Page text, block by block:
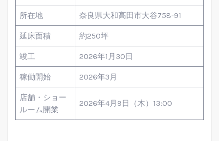
所在地 奈良県大和高田市大谷758-91
延床面積 約250坪
竣工 2026年1月30日
稼働開始 2026年3月
店舗・ショー
ルーム開業
2026年4月9日（木）13:00